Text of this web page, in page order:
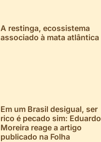
A restinga, ecossistema
associado à mata atlântica
Em um Brasil desigual, ser
rico é pecado sim: Eduardo
Moreira reage a artigo
publicado na Folha